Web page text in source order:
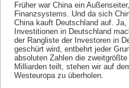
Früher war China ein
Finanzsystems. Und da sich
China kauft Deutschland auf.
Investitionen in Deutschland
der Rangliste der Investoren in
geschürt wird, entbehrt jeder
absoluten Zahlen die
Milliarden teilt, stehen wir auf
Westeuropa zu überholen.